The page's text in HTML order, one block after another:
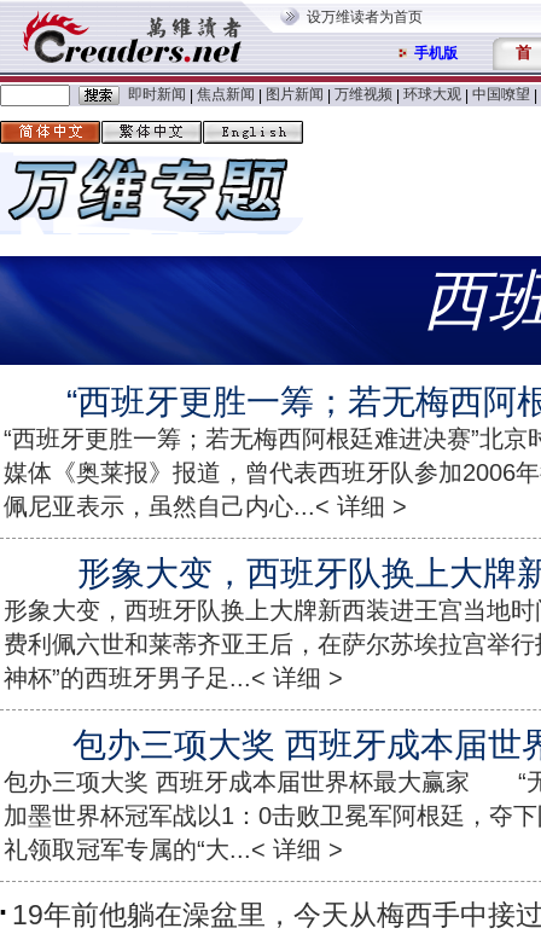
设万维读者为首页
手机版 首
即时新闻 焦点新闻 图片新闻 万维视频 环球大观 中国嘹望
西
“西班牙更胜一筹；若无梅西阿
“西班牙更胜一筹；若无梅西阿根廷难进决赛”北
媒体《奥莱报》报道，曾代表西班牙队参加2006
佩尼亚表示，虽然自己内心...< 详细 >
形象大变，西班牙队换上大牌
形象大变，西班牙队换上大牌新西装进王宫当地
费利佩六世和莱蒂齐亚王后，在萨尔苏埃拉宫举
神杯”的西班牙男子足...< 详细 >
包办三项大奖 西班牙成本届世
包办三项大奖 西班牙成本届世界杯最大赢家 “
加墨世界杯冠军战以1：0击败卫冕军阿根廷，夺
礼领取冠军专属的“大...< 详细 >
19年前他躺在澡盆里，今天从梅西手中接